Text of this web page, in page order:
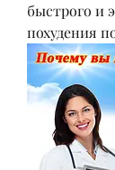
быстрого и
похудения